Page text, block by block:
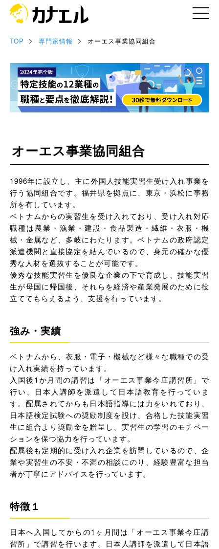
記事
お役立ち資料
セミナー情報
TOP 専門家情報 オーエス事業協同組合
オーエス事業協同組合
1996年に設立し、主に外国人技能実習生受け入れ事業を
行う協同組合です。福井県を拠点に、東京・浜松に事務
所を有しています。
ベトナムからの実習生を受け入れており、受け入れ対応
職種は農業・漁業・建設・食品製造・繊維・衣服・機
械・金属など、多岐にわたります。ベトナムの政府認定
派遣機関と直接協定を結んでいるので、身元の確かな優
秀な人材を選抜することが可能です。
優秀な技能実習生を優良な企業の下で育成し、技能実習
生が母国に帰国後、それらを経済や産業発展のために役
立ててもらえるよう、支援を行っています。
強み・実績
ベトナムから、衣服・電子・機械など様々な職種での受
け入れ実績を持っています。
入国後1か月間の講習は「オーエス事業今庄講習所」で
行い、日本人講師を派遣して日本語教育を行っていま
す。配属されてからも日本語指導には力をいれており、
日本語検定試験への奨励制度を設け、合格した技能実習
生に組合より奨励金を贈呈し、実習生の学習のモチベー
ションを保つ協力を行っています。
配属後も定期的に受け入れ企業を訪問しているので、企
業や実習生の不安・不満の相談にのり、経験豊富な担当
者が丁寧にアドバイスを行っています。
特徴１
日本へ入国してからの1ヶ月間は「オーエス事業今庄講
習所」で講習を行います。日本人講師を派遣して日本語